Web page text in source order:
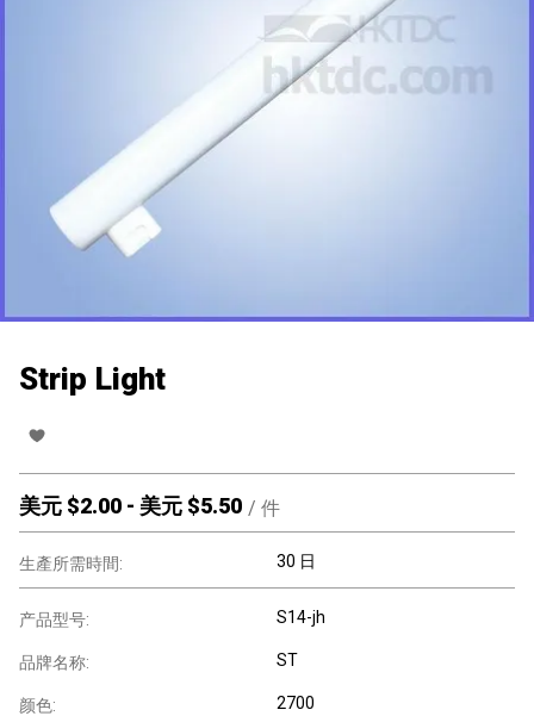
Strip Light
美元 $2.00 - 美元 $5.50 / 件
生產所需時間: 30 日
产品型号: S14-jh
品牌名称: ST
颜色: 2700